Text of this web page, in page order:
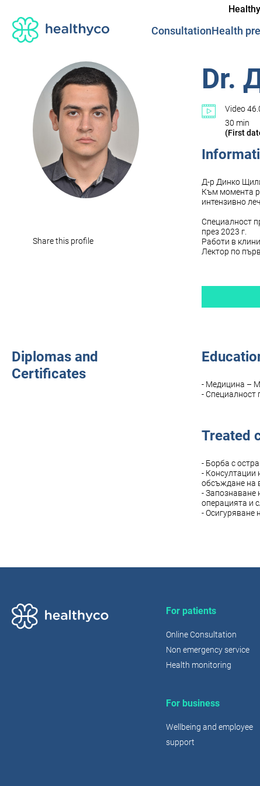
ConsultationHealth
Share this profile
Dr.
Video
30 min
(First
Д-р Динко
Към момента
интензивно
Специалност
през 2023 г.
Работи в
Лектор по
Diplomas and
Certificates
- Медицина –
- Специалност
Treated
- Борба с
- Консултации
обсъждане на
- Запознаване
операцията и
- Осигуряване
For patients
Online Consultation
Non emergency service
Health monitoring
For business
Wellbeing and employee
support